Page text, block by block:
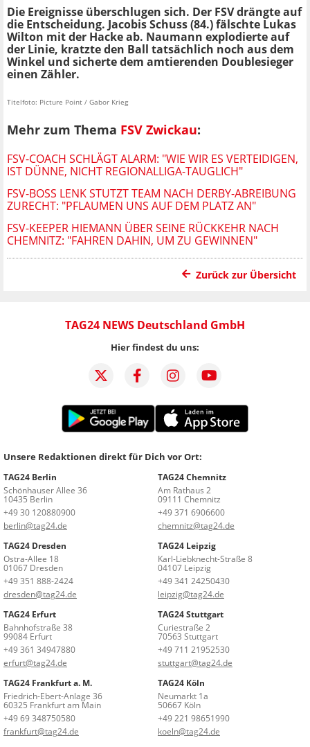
Die Ereignisse überschlugen sich. Der FSV drängte auf
die Entscheidung. Jacobis Schuss (84.) fälschte Lukas
Wilton mit der Hacke ab. Naumann explodierte auf
der Linie, kratzte den Ball tatsächlich noch aus dem
Winkel und sicherte dem amtierenden Doublesieger
einen Zähler.
Titelfoto: Picture Point / Gabor Krieg
Mehr zum Thema FSV Zwickau:
FSV-COACH SCHLÄGT ALARM: "WIE WIR ES VERTEIDIGEN,
IST DÜNNE, NICHT REGIONALLIGA-TAUGLICH"
FSV-BOSS LENK STUTZT TEAM NACH DERBY-ABREIBUNG
ZURECHT: "PFLAUMEN UNS AUF DEM PLATZ AN"
FSV-KEEPER HIEMANN ÜBER SEINE RÜCKKEHR NACH
CHEMNITZ: "FAHREN DAHIN, UM ZU GEWINNEN"
Zurück zur Übersicht
TAG24 NEWS Deutschland GmbH
Hier findest du uns:
Unsere Redaktionen direkt für Dich vor Ort:
TAG24 Berlin
Schönhauser Allee 36
10435 Berlin
+49 30 120880900
berlin@tag24.de
TAG24 Chemnitz
Am Rathaus 2
09111 Chemnitz
+49 371 6906600
chemnitz@tag24.de
TAG24 Dresden
Ostra-Allee 18
01067 Dresden
+49 351 888-2424
dresden@tag24.de
TAG24 Leipzig
Karl-Liebknecht-Straße 8
04107 Leipzig
+49 341 24250430
leipzig@tag24.de
TAG24 Erfurt
Bahnhofstraße 38
99084 Erfurt
+49 361 34947880
erfurt@tag24.de
TAG24 Stuttgart
Curiestraße 2
70563 Stuttgart
+49 711 21952530
stuttgart@tag24.de
TAG24 Frankfurt a. M.
Friedrich-Ebert-Anlage 36
60325 Frankfurt am Main
+49 69 348750580
frankfurt@tag24.de
TAG24 Köln
Neumarkt 1a
50667 Köln
+49 221 98651990
koeln@tag24.de